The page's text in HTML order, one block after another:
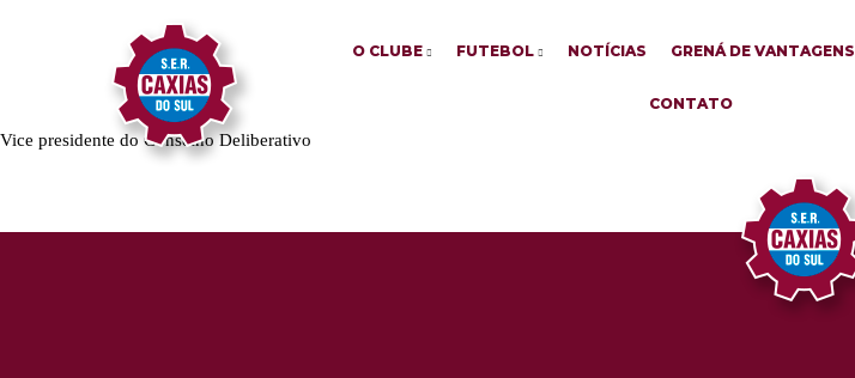
O CLUBE FUTEBOL NOTÍCIAS GRENÁ DE VANTAGENS
CONTATO
Vice presidente do Conselho Deliberativo